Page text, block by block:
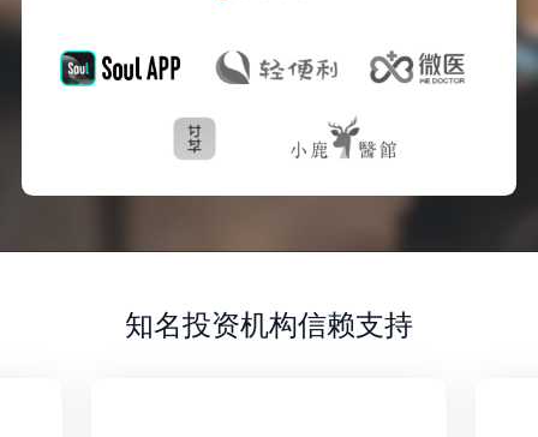
知名投资机构信赖支持